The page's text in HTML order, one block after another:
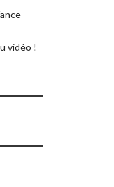
vidéo !